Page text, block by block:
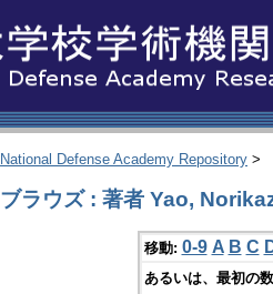
National Defense Academy Repository >
ブラウズ : 著者 Yao,
移動: 0-9 A B C
あるいは、最初の